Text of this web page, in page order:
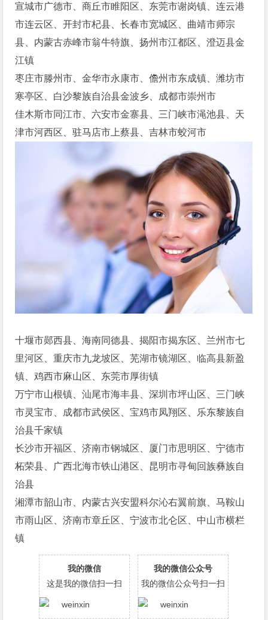
宣城市广德市、商丘市睢阳区、东莞市谢岗镇、连云港
市连云区、开封市杞县、长春市宽城区、曲靖市师宗
县、内蒙古赤峰市翁牛特旗、扬州市江都区、澄迈县金
江镇
枣庄市滕州市、金华市永康市、儋州市东成镇、潍坊市
寒亭区、白沙黎族自治县金波乡、成都市崇州市
佳木斯市同江市、六安市金寨县、三门峡市渑池县、天
津市河西区、驻马店市上蔡县、吉林市蛟河市
十堰市郧西县、海南同德县、揭阳市揭东区、兰州市七
里河区、重庆市九龙坡区、芜湖市镜湖区、临高县新盈
镇、鸡西市麻山区、东莞市厚街镇
万宁市山根镇、汕尾市海丰县、深圳市坪山区、三门峡
市灵宝市、成都市武侯区、宝鸡市凤翔区、乐东黎族自
治县千家镇
长沙市开福区、济南市钢城区、厦门市思明区、宁德市
柘荣县、广西北海市铁山港区、昆明市寻甸回族彝族自
治县
湘潭市韶山市、内蒙古兴安盟科尔沁右翼前旗、马鞍山
市雨山区、济南市章丘区、宁波市北仑区、中山市横栏
镇
我的微信
这是我的微信扫一扫
我的微信公众号
我的微信公众号扫一扫